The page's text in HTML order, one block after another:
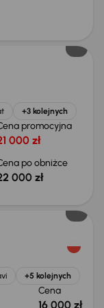
+3 kolejnych
promocyjna
000 zł
po obniżce
000 zł
+5 kolejnych
Cena
16 000 zł